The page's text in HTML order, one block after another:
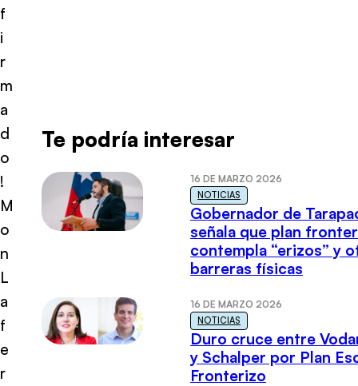
f
i
r
m
a
d
o
!
M
o
n
L
a
f
e
r
Te podría interesar
16 DE MARZO 2026
NOTICIAS
Gobernador de
señala que plan
contempla “erizos” y
barreras físicas
16 DE MARZO 2026
NOTICIAS
Duro cruce entre
y Schalper por Plan
Fronterizo